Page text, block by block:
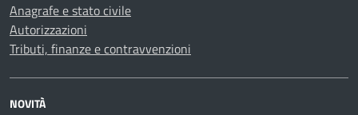
Anagrafe e stato civile
Autorizzazioni
Tributi, finanze e contravvenzioni
NOVITÀ